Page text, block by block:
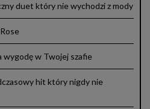
duet który nie wychodzi z mody
wygodę w Twojej szafie
hit który nigdy nie